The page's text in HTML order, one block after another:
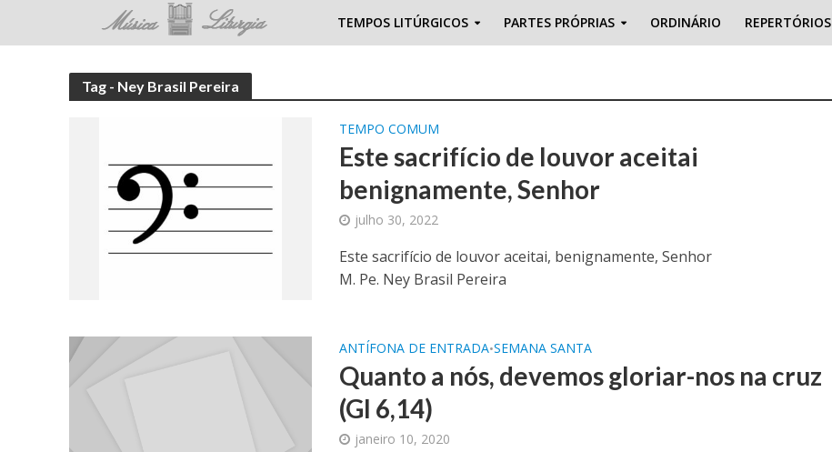
TEMPOS LITÚRGICOS PARTES PRÓPRIAS ORDINÁRIO REPERTÓRIOS
Tag - Ney Brasil Pereira
TEMPO COMUM
Este sacrifício de louvor aceitai
benignamente, Senhor
julho 30, 2022
Este sacrifício de louvor aceitai, benignamente, Senhor
M. Pe. Ney Brasil Pereira
ANTÍFONA DE ENTRADA•SEMANA SANTA
Quanto a nós, devemos gloriar-nos na cruz
(Gl 6,14)
janeiro 10, 2020